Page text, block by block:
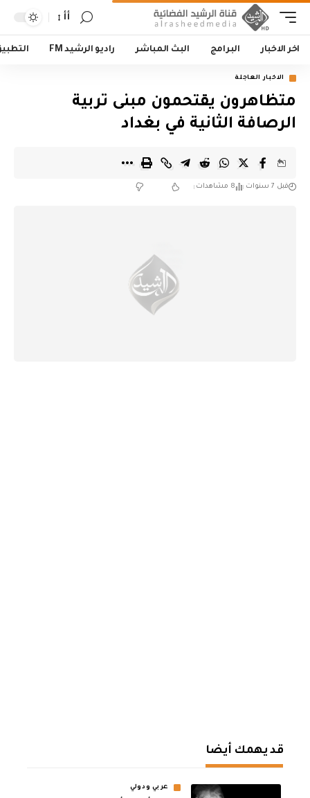
أأ
اخر الاخبار البرامج البث المباشر راديو الرشيد FM
الاخبار العاجلة
متظاهرون يقتحمون مبنى تربية
الرصافة الثانية في بغداد
قبل 7 سنوات 8 مشاهدات
قد يهمك أيضا
عربي ودولي